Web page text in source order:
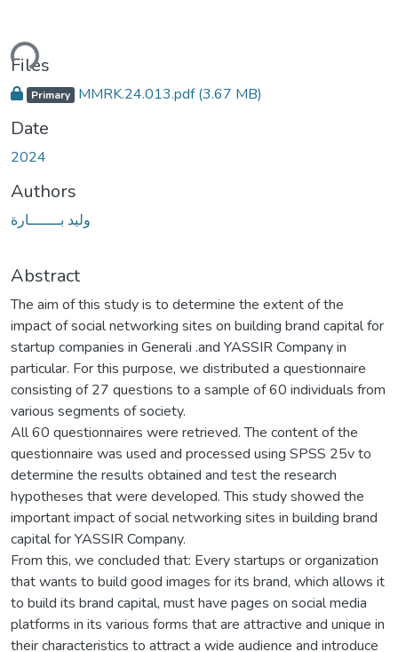
Files
Primary MMRK.24.013.pdf(3.67 MB)
Date
2024
Authors
وليد بـــــــارة
Abstract
The aim of this study is to determine the extent of the
impact of social networking sites on building brand capital for
startup companies in Generali .and YASSIR Company in
particular. For this purpose, we distributed a questionnaire
consisting of 27 questions to a sample of 60 individuals from
various segments of society.
All 60 questionnaires were retrieved. The content of the
questionnaire was used and processed using SPSS 25v to
determine the results obtained and test the research
hypotheses that were developed. This study showed the
important impact of social networking sites in building brand
capital for YASSIR Company.
From this, we concluded that: Every startups or organization
that wants to build good images for its brand, which allows it
to build its brand capital, must have pages on social media
platforms in its various forms that are attractive and unique in
their characteristics to attract a wide audience and introduce